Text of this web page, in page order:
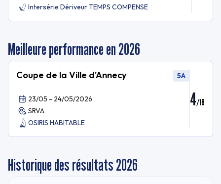
Intersérie Dériveur TEMPS COMPENSE
Meilleure performance en 2026
Coupe de la Ville d'Annecy 5A
23/05 - 24/05/2026
SRVA
OSIRIS HABITABLE
4/18
Historique des résultats2026